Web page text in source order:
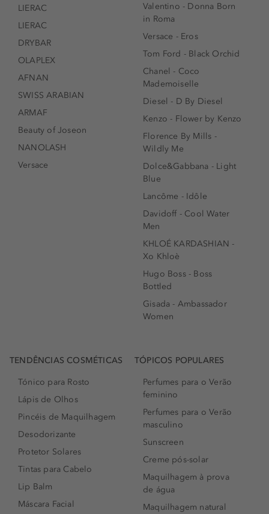
LIERAC
LIERAC
DRYBAR
OLAPLEX
AFNAN
SWISS ARABIAN
ARMAF
Beauty of Joseon
NANOLASH
Versace
Valentino - Donna Born
in Roma
Versace - Eros
Tom Ford - Black Orchid
Chanel - Coco
Mademoiselle
Diesel - D By Diesel
Kenzo - Flower by Kenzo
Florence By Mills -
Wildly Me
Dolce&Gabbana - Light
Blue
Lancôme - Idôle
Davidoff - Cool Water
Men
KHLOÉ KARDASHIAN -
Xo Khloè
Hugo Boss - Boss
Bottled
Gisada - Ambassador
Women
TENDÊNCIAS COSMÉTICAS
Tónico para Rosto
Lápis de Olhos
Pincéis de Maquilhagem
Desodorizante
Protetor Solares
Tintas para Cabelo
Lip Balm
Máscara Facial
TÓPICOS POPULARES
Perfumes para o Verão
feminino
Perfumes para o Verão
masculino
Sunscreen
Creme pós-solar
Maquilhagem à prova
de água
Maquilhagem natural